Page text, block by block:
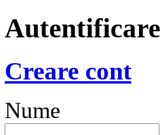
Autentificare
Creare cont
Nume